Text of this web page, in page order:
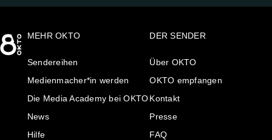
MEHR OKTO
Sendereihen
Medienmacher*in werden
Die Media Academy bei OKTO
News
Hilfe
DER SENDER
Über OKTO
OKTO empfangen
Kontakt
Presse
FAQ